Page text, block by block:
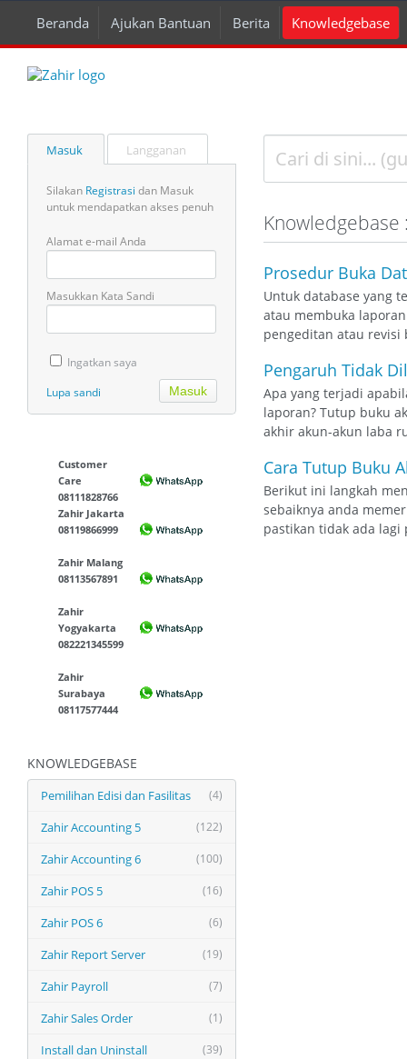
Beranda Ajukan Bantuan Berita Knowledgebase
Masuk Langganan
Silakan Registrasi dan Masuk
untuk mendapatkan akses penuh
Alamat e-mail Anda
Masukkan Kata Sandi
Ingatkan saya
Lupa sandi
Customer
Care
08111828766
Zahir Jakarta
08119866999
Zahir Malang
08113567891
Zahir
Yogyakarta
082221345599
Zahir
Surabaya
08117577444
KNOWLEDGEBASE
(4)
Pemilihan Edisi dan Fasilitas
(122)
Zahir Accounting 5
(100)
Zahir Accounting 6
(16)
Zahir POS 5
(6)
Zahir POS 6
(19)
Zahir Report Server
(7)
Zahir Payroll
(1)
Zahir Sales Order
(39)
Install dan Uninstall
Prosedur Buka
Untuk database yang
atau membuka
pengeditan atau
Pengaruh Tidak
Apa yang terjadi
laporan? Tutup buku
akhir akun-akun laba
Cara Tutup Buku
Berikut ini langkah
sebaiknya anda
pastikan tidak ada